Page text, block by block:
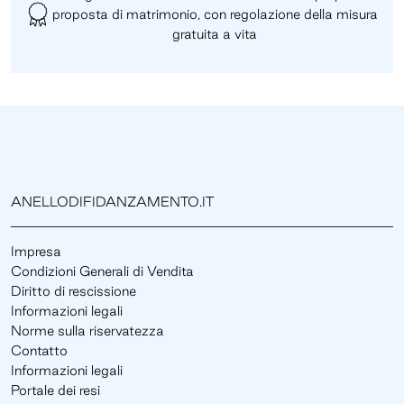
proposta di matrimonio, con regolazione della misura
gratuita a vita
ANELLODIFIDANZAMENTO.IT
Impresa
Condizioni Generali di Vendita
Diritto di rescissione
Informazioni legali
Norme sulla riservatezza
Contatto
Informazioni legali
Portale dei resi